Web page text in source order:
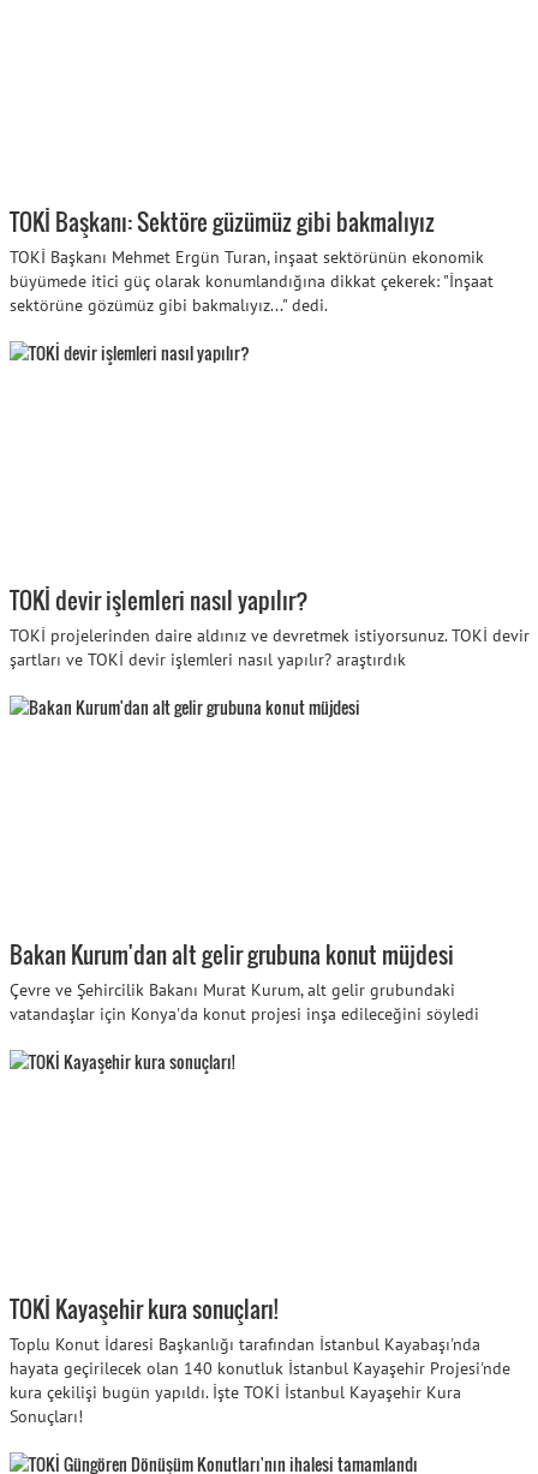
TOKİ Başkanı: Sektöre güzümüz gibi bakmalıyız
TOKİ Başkanı Mehmet Ergün Turan, inşaat sektörünün ekonomik
büyümede itici güç olarak konumlandığına dikkat çekerek: "İnşaat
sektörüne gözümüz gibi bakmalıyız..." dedi.
TOKİ devir işlemleri nasıl yapılır?
TOKİ projelerinden daire aldınız ve devretmek istiyorsunuz. TOKİ devir
şartları ve TOKİ devir işlemleri nasıl yapılır? araştırdık
Bakan Kurum'dan alt gelir grubuna konut müjdesi
Çevre ve Şehircilik Bakanı Murat Kurum, alt gelir grubundaki
vatandaşlar için Konya'da konut projesi inşa edileceğini söyledi
TOKİ Kayaşehir kura sonuçları!
Toplu Konut İdaresi Başkanlığı tarafından İstanbul Kayabaşı'nda
hayata geçirilecek olan 140 konutluk İstanbul Kayaşehir Projesi'nde
kura çekilişi bugün yapıldı. İşte TOKİ İstanbul Kayaşehir Kura
Sonuçları!